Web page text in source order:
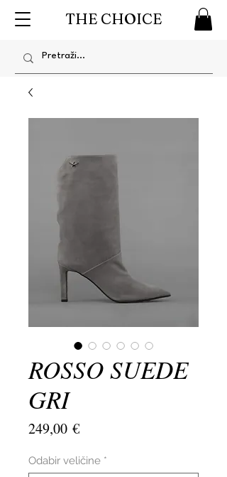
THE CHOICE
ROSSO SUEDE
GRI
249,00 €Cijena
Odabir veličine *